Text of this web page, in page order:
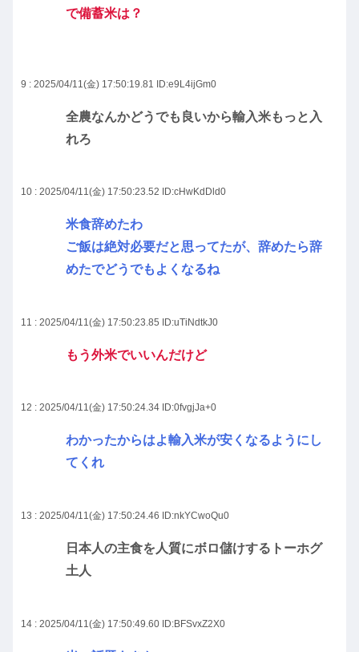
で備蓄米は？
9 : 2025/04/11(金) 17:50:19.81 ID:e9L4ijGm0
全農なんかどうでも良いから輸入米もっと入
れろ
10 : 2025/04/11(金) 17:50:23.52 ID:cHwKdDld0
米食辞めたわ
ご飯は絶対必要だと思ってたが、辞めたら辞
めたでどうでもよくなるね
11 : 2025/04/11(金) 17:50:23.85 ID:uTiNdtkJ0
もう外米でいいんだけど
12 : 2025/04/11(金) 17:50:24.34 ID:0fvgjJa+0
わかったからはよ輸入米が安くなるようにし
てくれ
13 : 2025/04/11(金) 17:50:24.46 ID:nkYCwoQu0
日本人の主食を人質にボロ儲けするトーホグ
土人
14 : 2025/04/11(金) 17:50:49.60 ID:BFSvxZ2X0